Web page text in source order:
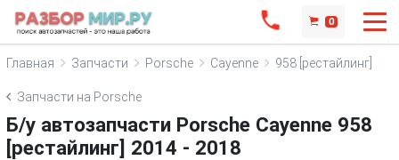
0
Главная Запчасти Porsche Cayenne 958 [рестайлинг]
Запчасти на Porsche
Б/у автозапчасти Porsche Cayenne 958
[рестайлинг] 2014 - 2018